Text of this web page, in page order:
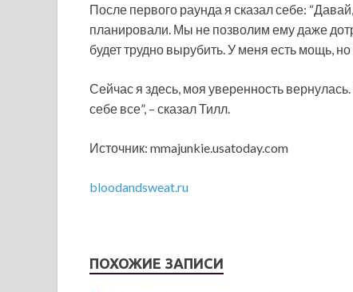
После первого раунда я сказал себе:
планировали. Мы не позволим ему даже
будет трудно вырубить. У меня есть мощь,
Сейчас я здесь, моя уверенность
себе все”, – сказал Тилл.
Источник: mmajunkie.usatoday.com
bloodandsweat.ru
ПОХОЖИЕ ЗАПИСИ